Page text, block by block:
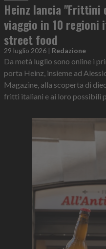
Heinz lancia "Frittini
viaggio in 10
street food
29 luglio 2026 | Redazione
Da metà luglio sono online i
porta Heinz, insieme ad
Magazine, alla scoperta di
fritti italiani e ai loro possibili